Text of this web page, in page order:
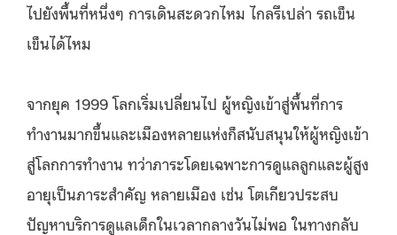
ไปยังพื้นที่หนึ่งๆ การเดินสะดวกไหม ไกลรึเปล่า รถเข็น
เข็นได้ไหม
จากยุค 1999 โลกเริ่มเปลี่ยนไป ผู้หญิงเข้าสู่พื้นที่การ
ทำงานมากขึ้นและเมืองหลายแห่งก็สนับสนุนให้ผู้หญิงเข้า
สู่โลกการทำงาน ทว่าภาระโดยเฉพาะการดูแลลูกและผู้สูง
อายุเป็นภาระสำคัญ หลายเมือง เช่น โตเกียวประสบ
ปัญหาบริการดูแลเด็กในเวลากลางวันไม่พอ ในทางกลับ